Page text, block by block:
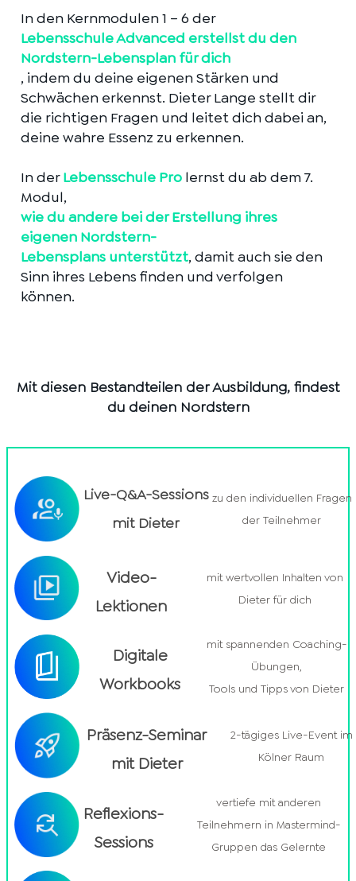
In den Kernmodulen 1 – 6 der
Lebensschule Advanced erstellst du den
Nordstern-Lebensplan für dich
, indem du deine eigenen Stärken und
Schwächen erkennst. Dieter Lange stellt dir
die richtigen Fragen und leitet dich dabei an,
deine wahre Essenz zu erkennen.
In derLebensschule Pro lernst du ab dem 7.
Modul,
wie du andere bei der Erstellung ihres
eigenen Nordstern-
Lebensplans unterstützt, damit auch sie den
Sinn ihres Lebens finden und verfolgen
können.
Mit diesen Bestandteilen der Ausbildung, findest
du deinen Nordstern
Live-Q&A-Sessions
mit Dieter
zu den individuellen Fragen
der Teilnehmer
Video-
Lektionen
mit wertvollen Inhalten von
Dieter für dich
Digitale
Workbooks
mit spannenden Coaching-
Übungen,
Tools und Tipps von Dieter
Präsenz-Seminar
mit Dieter
2-tägiges Live-Event im
Kölner Raum
Reflexions-
Sessions
vertiefe mit anderen
Teilnehmern in Mastermind-
Gruppen das Gelernte